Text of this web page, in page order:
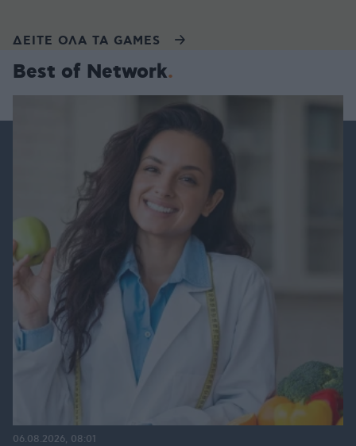
ΔΕΙΤΕ ΟΛΑ ΤΑ GAMES
Best of Network
06.08.2026, 08:01